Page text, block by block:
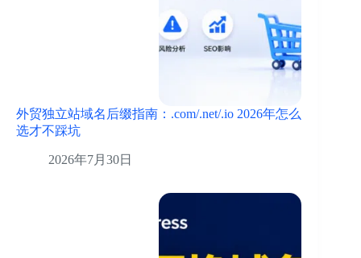
外贸独立站域名后缀指南：.com/.net/.io 2026年怎么
选才不踩坑
2026年7月30日